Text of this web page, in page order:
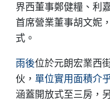
界西董事鄭健糧、利
首席營業董事胡文妮
式。
雨後位於元朗宏業西
伙， 單位實用面積介
涵蓋開放式至三房，